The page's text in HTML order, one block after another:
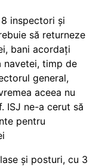
inspectori și
să returneze
bani acordați
navetei, timp de
general,
aceea nu
ISJ ne-a cerut să
pentru
și posturi, cu 3